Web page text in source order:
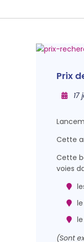
Prix
17
Cette
Cette
voies
(Sont